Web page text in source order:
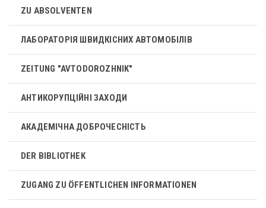
ZU ABSOLVENTEN
ЛАБОРАТОРІЯ ШВИДКІСНИХ АВТОМОБІЛІВ
ZEITUNG "AVTODOROZHNIK"
АНТИКОРУПЦІЙНІ ЗАХОДИ
АКАДЕМІЧНА ДОБРОЧЕСНІСТЬ
DER BIBLIOTHEK
ZUGANG ZU ÖFFENTLICHEN INFORMATIONEN